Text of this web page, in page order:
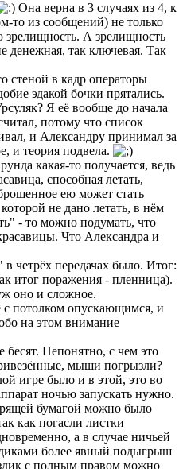
Она верна в 3 случаях из 4, к
то из сообщений) не только
зрелищность. А зрелищность
денежная, так ключевая. Так
стеной в кадр операторы
эдакой бочки прятались.
Я её вообще до начала
потому что список
и Александру принимал за
и теория подвела.
какая-то получается, ведь
способная летать,
ею может стать
не дано летать, в нём
- то можно подумать, что
Что Александра и
четрёх передачах было. Итог:
итог поражения - пленница).
оно и сложное.
с потолком опускающимся, и
на этом внимание
Непонятно, с чем это
мыши погрызли?
игре было и в этой, это во
ночью запускать нужно.
бумагой можно было
как погасли листки
а в случае ничьей
более явный подыгрыш
с полным правом можно